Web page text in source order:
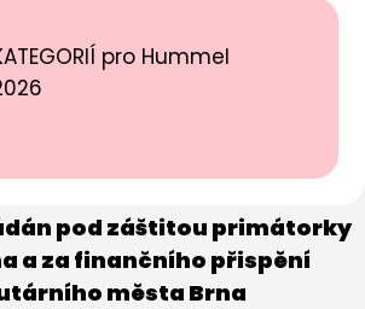
pro Hummel
pod záštitou primátorky
a za finančního přispění
města Brna